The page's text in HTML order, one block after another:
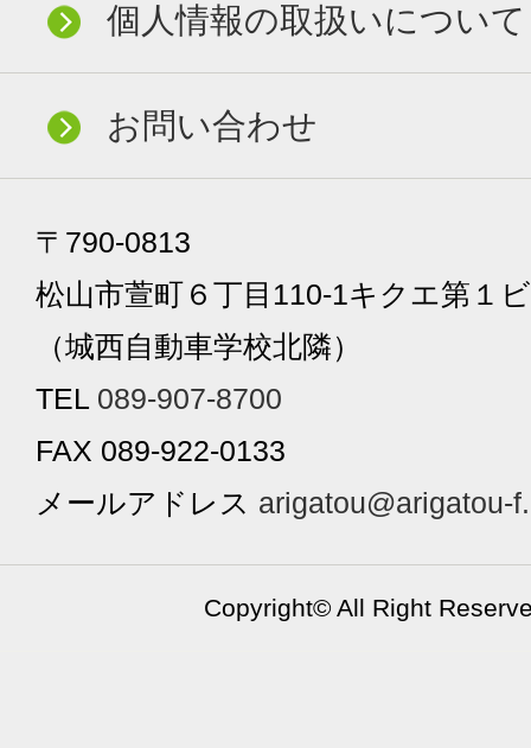
個人情報の取扱いについて
お問い合わせ
〒790-0813
松山市萱町６丁目110-1キクエ第１
（城西自動車学校北隣）
TEL 089-907-8700
FAX 089-922-0133
メールアドレス arigatou@arigatou-
Copyright© All Right